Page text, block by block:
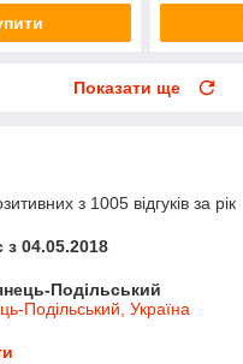
Показати ще
з 1005 відгуків за рік
04.05.2018
Подільський
Подільський, Україна